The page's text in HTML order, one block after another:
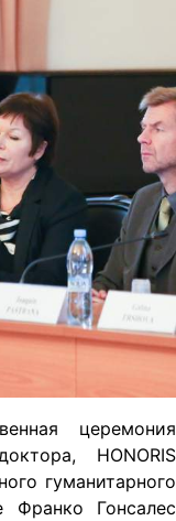
церемония
HONORIS
гуманитарного
Франко Гонсалес